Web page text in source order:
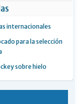
internacionales
para la selección
sobre hielo